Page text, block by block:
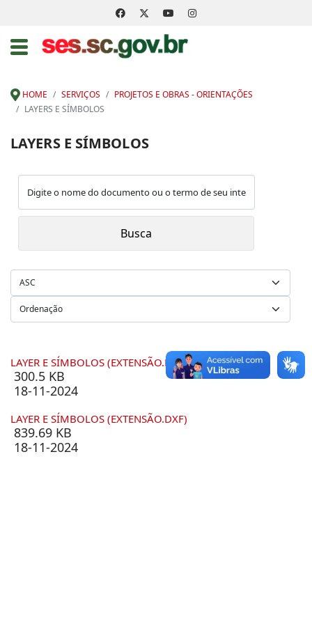
HOME SERVIÇOS
PROJETOS E OBRAS - ORIENTAÇÕES
LAYERS E SÍMBOLOS
LAYERS E SÍMBOLOS
LAYER E SÍMBOLOS (EXTENSÃO.DWG)
300.5 KB
18-11-2024
LAYER E SÍMBOLOS (EXTENSÃO.DXF)
839.69 KB
18-11-2024